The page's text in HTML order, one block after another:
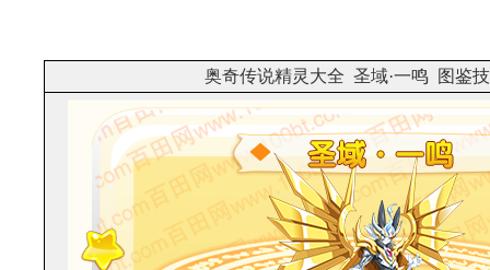
奥奇传说精灵大全 圣域·一鸣 图鉴